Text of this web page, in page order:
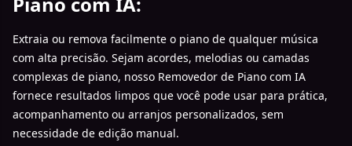
Extraia ou remova facilmente o piano de qualquer música
com alta precisão. Sejam acordes, melodias ou camadas
complexas de piano, nosso Removedor de Piano com IA
fornece resultados limpos que você pode usar para prática,
acompanhamento ou arranjos personalizados, sem
necessidade de edição manual.